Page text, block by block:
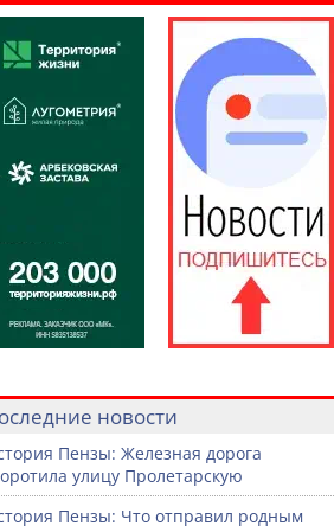
Печать
новости
Пензы: Железная дорога
улицу Пролетарскую
Пензы: Что отправил родным